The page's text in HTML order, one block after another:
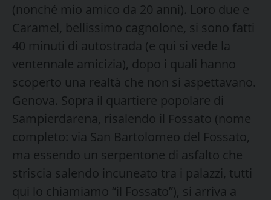
(nonché mio amico da 20 anni). Loro due e
Caramel, bellissimo cagnolone, si sono fatti
40 minuti di autostrada (e qui si vede la
ventennale amicizia), dopo i quali hanno
scoperto una realtà che non si aspettavano.
Genova. Sopra il quartiere popolare di
Sampierdarena, risalendo il Fossato (nome
completo: via San Bartolomeo del Fossato,
ma essendo un serpentone di asfalto che
striscia salendo incuneato tra i palazzi, tutti
qui lo chiamiamo “il Fossato”), si arriva a